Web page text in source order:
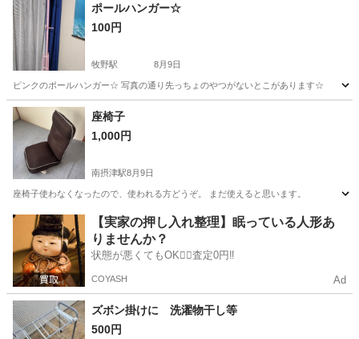
ポールハンガー☆
100円
牧野駅 8月9日
ピンクのポールハンガー☆ 写真の通り先っちょのやつがないとこがあります☆
大阪 枚方市 牧野駅
座椅子
1,000円
南摂津駅8月9日
座椅子使わなくなったので、使われる方どうぞ。 まだ使えると思います。
大阪 摂津市 南摂津駅 椅子
【実家の押し入れ整理】眠っている人形あ
りませんか？
状態が悪くてもOK🙆‍♀️査定0円‼️
COYASH Ad
ズボン掛けに 洗濯物干し等
500円